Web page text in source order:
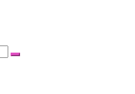
Search